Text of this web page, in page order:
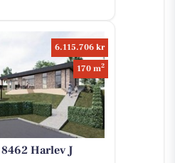
6.115.706 kr
170 m2
Harlev J